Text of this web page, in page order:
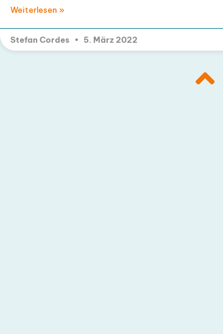
Weiterlesen »
Stefan Cordes 5. März 2022